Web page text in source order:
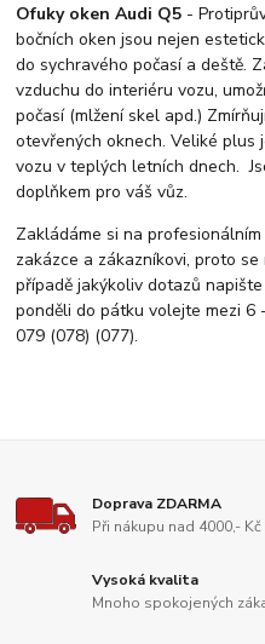
Ofuky oken Audi Q5 -
bočních oken jsou nejen
do sychravého počasí a deště.
vzduchu do interiéru vozu,
počasí (mlžení skel apd.)
otevřených oknech. Veliké plus
vozu v teplých letních dnech.
doplňkem pro váš vůz.
Zakládáme si na
zakázce a zákazníkovi, proto
případě jakýkoliv dotazů
ponděli do pátku volejte mezi 6
079 (078) (077).
Doprava ZDARMA
Při nákupu nad 4000,-
Vysoká kvalita
Mnoho spokojených